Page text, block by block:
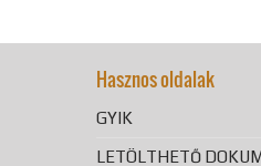
Hasznos oldalak
GYIK
LETÖLTHETŐ